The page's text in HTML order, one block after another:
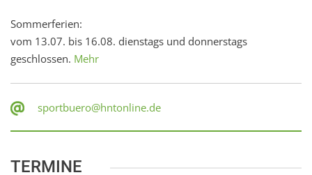
Sommerferien:
vom 13.07. bis 16.08. dienstags und donnerstags
geschlossen. Mehr
sportbuero@hntonline.de
TERMINE